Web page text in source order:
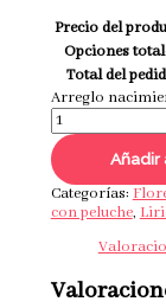
Precio del
Opciones
Total del
Arreglo
Añadir
Categorías:
con peluche,